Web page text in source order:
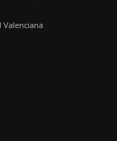
Valenciana